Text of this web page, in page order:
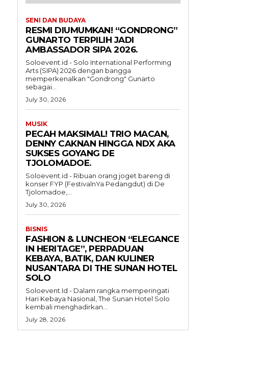
SENI DAN BUDAYA
RESMI DIUMUMKAN! “GONDRONG”
GUNARTO TERPILIH JADI
AMBASSADOR SIPA 2026.
Soloevent.id - Solo International Performing
Arts (SIPA) 2026 dengan bangga
memperkenalkan "Gondrong" Gunarto
sebagai...
July 30, 2026
MUSIK
PECAH MAKSIMAL! TRIO MACAN,
DENNY CAKNAN HINGGA NDX AKA
SUKSES GOYANG DE
TJOLOMADOE.
Soloevent.id - Ribuan orang joget bareng di
konser FYP (FestivalnYa Pedangdut) di De
Tjolomadoe,...
July 30, 2026
BISNIS
FASHION & LUNCHEON “ELEGANCE
IN HERITAGE”, PERPADUAN
KEBAYA, BATIK, DAN KULINER
NUSANTARA DI THE SUNAN HOTEL
SOLO
Soloevent.Id - Dalam rangka memperingati
Hari Kebaya Nasional, The Sunan Hotel Solo
kembali menghadirkan...
July 28, 2026